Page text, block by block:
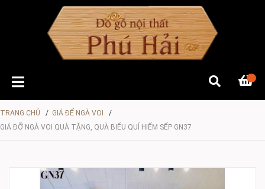
TRANG CHỦ / GIÁ ĐỂ NGÀ VOI
/
GIÁ ĐỠ NGÀ VOI QUÀ TẶNG, QUÀ BIẾU QUÍ HIẾM SẾP GN37